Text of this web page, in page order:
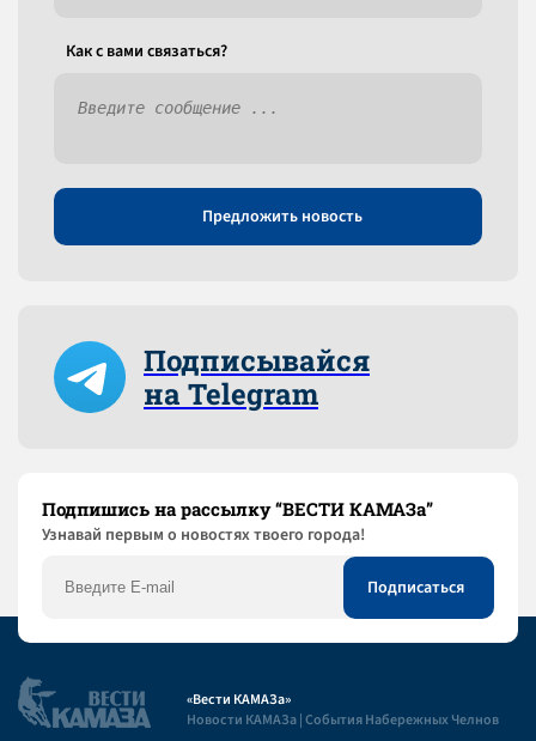
Как c вами связаться?
Предложить новость
Подписывайся
на Telegram
Подпишись на рассылку “ВЕСТИ КАМАЗа”
Узнaвай первым о новостях твоего города!
«Вести КАМАЗа»
Новости КАМАЗа | События Набережных Челнов